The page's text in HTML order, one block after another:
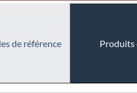
de référence Produits